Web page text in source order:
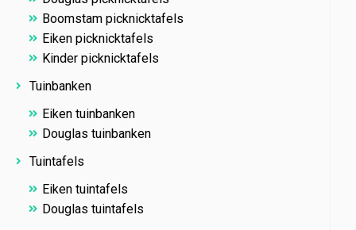
Boomstam picknicktafels
Eiken picknicktafels
Kinder picknicktafels
Tuinbanken
Eiken tuinbanken
Douglas tuinbanken
Tuintafels
Eiken tuintafels
Douglas tuintafels